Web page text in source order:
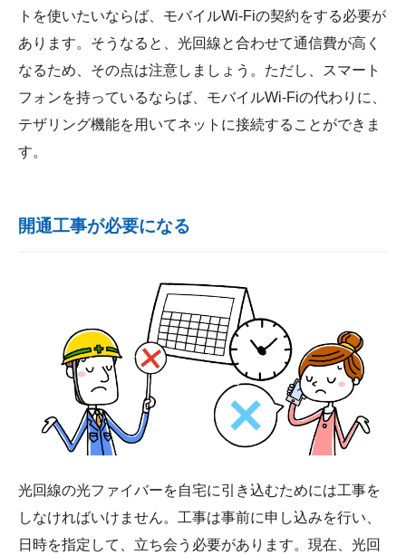
トを使いたいならば、モバイルWi-Fiの契約をする必要が
あります。そうなると、光回線と合わせて通信費が高く
なるため、その点は注意しましょう。ただし、スマート
フォンを持っているならば、モバイルWi-Fiの代わりに、
テザリング機能を用いてネットに接続することができま
す。
開通工事が必要になる
光回線の光ファイバーを自宅に引き込むためには工事を
しなければいけません。工事は事前に申し込みを行い、
日時を指定して、立ち会う必要があります。現在、光回